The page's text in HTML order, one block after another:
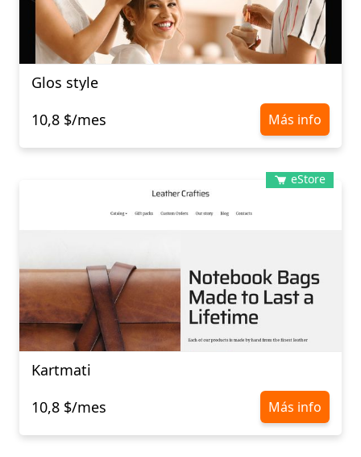
Glos style
10,8 $/mes
Más info
eStore
Kartmati
10,8 $/mes
Más info